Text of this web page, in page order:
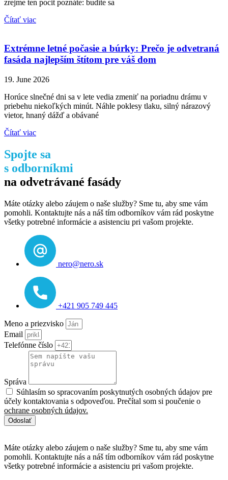
zrejme ten pocit poznáte: budíte sa
Čítať viac
Extrémne letné počasie a búrky: Prečo je odvetraná
fasáda najlepším štítom pre váš dom
19. June 2026
Horúce slnečné dni sa v lete vedia zmeniť na poriadnu drámu v
priebehu niekoľkých minút. Náhle poklesy tlaku, silný nárazový
vietor, hnaný dážď a obávané
Čítať viac
Spojte sa
s odborníkmi
na odvetrávané fasády
Máte otázky alebo záujem o naše služby? Sme tu, aby sme vám
pomohli. Kontaktujte nás a náš tím odborníkov vám rád poskytne
všetky potrebné informácie a asistenciu pri vašom projekte.
nero@nero.sk
+421 905 749 445
Meno a priezvisko
Email
Telefónne číslo
Správa
Súhlasím so spracovaním poskytnutých osobných údajov pre
účely kontaktovania s odpoveďou. Prečítal som si poučenie o
ochrane osobných údajov.
Odoslať
Máte otázky alebo záujem o naše služby? Sme tu, aby sme vám
pomohli. Kontaktujte nás a náš tím odborníkov vám rád poskytne
všetky potrebné informácie a asistenciu pri vašom projekte.